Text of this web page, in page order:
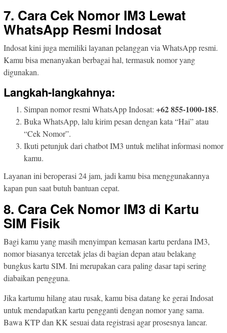
7. Cara Cek Nomor IM3 Lewat
WhatsApp Resmi Indosat
Indosat kini juga memiliki layanan pelanggan via WhatsApp resmi.
Kamu bisa menanyakan berbagai hal, termasuk nomor yang
digunakan.
Langkah-langkahnya:
Simpan nomor resmi WhatsApp Indosat: +62 855-1000-185.
Buka WhatsApp, lalu kirim pesan dengan kata “Hai” atau
“Cek Nomor”.
Ikuti petunjuk dari chatbot IM3 untuk melihat informasi nomor
kamu.
Layanan ini beroperasi 24 jam, jadi kamu bisa menggunakannya
kapan pun saat butuh bantuan cepat.
8. Cara Cek Nomor IM3 di Kartu
SIM Fisik
Bagi kamu yang masih menyimpan kemasan kartu perdana IM3,
nomor biasanya tercetak jelas di bagian depan atau belakang
bungkus kartu SIM. Ini merupakan cara paling dasar tapi sering
diabaikan pengguna.
Jika kartumu hilang atau rusak, kamu bisa datang ke gerai Indosat
untuk mendapatkan kartu pengganti dengan nomor yang sama.
Bawa KTP dan KK sesuai data registrasi agar prosesnya lancar.